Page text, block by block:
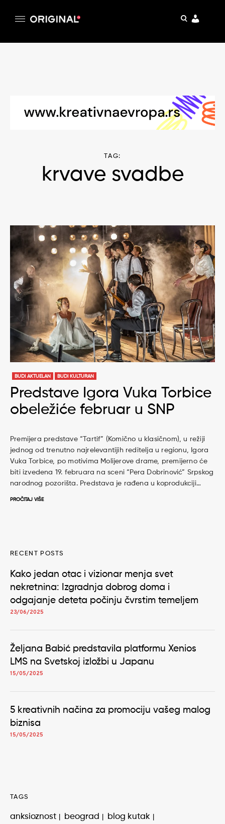
pretraga
TAG:
krvave svadbe
BUDI AKTUELAN BUDI KULTURAN
Predstave Igora Vuka Torbice
obeležiće februar u SNP
Premijera predstave “Tartif” (Komično u klasičnom), u režiji
jednog od trenutno najrelevantijih reditelja u regionu, Igora
Vuka Torbice, po motivima Molijerove drame, premijerno će
biti izvedena 19. februara na sceni “Pera Dobrinović” Srpskog
narodnog pozorišta. Predstava je rađena u koprodukciji…
PROČITAJ VIŠE
RECENT POSTS
Kako jedan otac i vizionar menja svet
nekretnina: Izgradnja dobrog doma i
odgajanje deteta počinju čvrstim temeljem
23/06/2025
Željana Babić predstavila platformu Xenios
LMS na Svetskoj izložbi u Japanu
15/05/2025
5 kreativnih načina za promociju vašeg malog
biznisa
15/05/2025
TAGS
anksioznost beograd
blog kutak